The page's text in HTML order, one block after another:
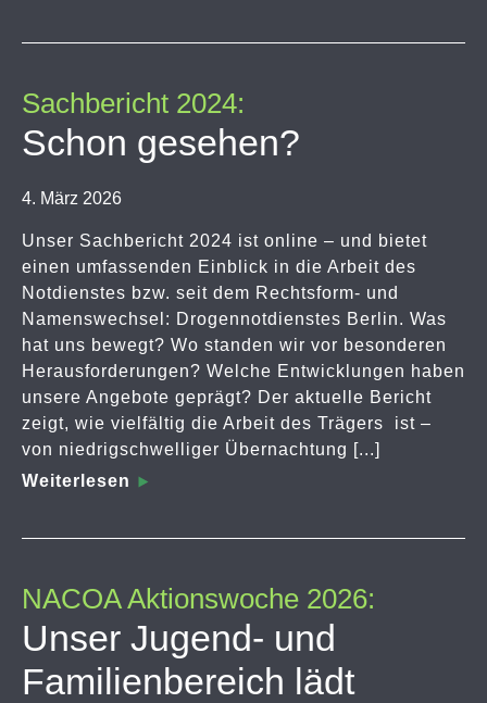
Sachbericht 2024:
Schon gesehen?
4. März 2026
Unser Sachbericht 2024 ist online – und bietet
einen umfassenden Einblick in die Arbeit des
Notdienstes bzw. seit dem Rechtsform- und
Namenswechsel: Drogennotdienstes Berlin. Was
hat uns bewegt? Wo standen wir vor besonderen
Herausforderungen? Welche Entwicklungen haben
unsere Angebote geprägt? Der aktuelle Bericht
zeigt, wie vielfältig die Arbeit des Trägers ist –
von niedrigschwelliger Übernachtung [...]
Weiterlesen
NACOA Aktionswoche 2026:
Unser Jugend- und
Familienbereich lädt